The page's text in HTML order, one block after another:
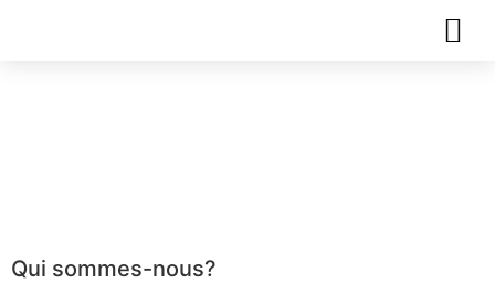
Qui sommes-nous?